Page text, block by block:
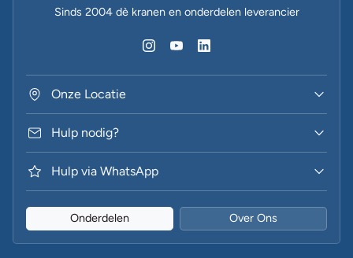
Sinds 2004 dè kranen en onderdelen leverancier
Onze Locatie
Hulp nodig?
Hulp via WhatsApp
Onderdelen Over Ons